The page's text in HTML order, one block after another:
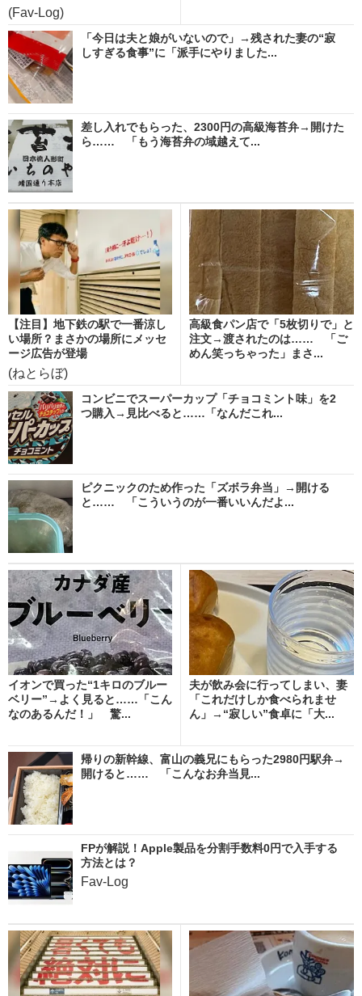
(Fav-Log)
「今日は夫と娘がいないので」→残された妻の“寂
しすぎる食事”に「派手にやりました...
差し入れでもらった、2300円の高級海苔弁→開けた
ら…… 「もう海苔弁の域越えて...
【注目】地下鉄の駅で一番涼し
い場所？まさかの場所にメッセ
ージ広告が登場
(ねとらぼ)
高級食パン店で「5枚切りで」と
注文→渡されたのは…… 「ご
めん笑っちゃった」まさ...
コンビニでスーパーカップ「チョコミント味」を2
つ購入→見比べると……「なんだこれ...
ピクニックのため作った「ズボラ弁当」→開ける
と…… 「こういうのが一番いいんだよ...
イオンで買った“1キロのブルー
ベリー”→よく見ると……「こん
なのあるんだ！」 驚...
夫が飲み会に行ってしまい、妻
「これだけしか食べられませ
ん」→“寂しい”食卓に「大...
帰りの新幹線、富山の義兄にもらった2980円駅弁→
開けると…… 「こんなお弁当見...
FPが解説！Apple製品を分割手数料0円で入手する
方法とは？
Fav-Log